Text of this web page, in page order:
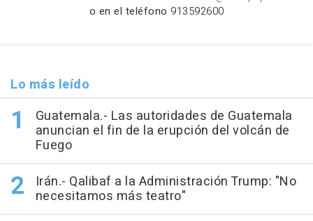
o en el teléfono 913592600
Lo más leído
Guatemala.- Las autoridades de Guatemala
anuncian el fin de la erupción del volcán de
Fuego
Irán.- Qalibaf a la Administración Trump: "No
necesitamos más teatro"